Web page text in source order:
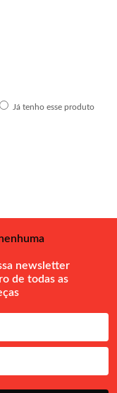
Já tenho esse produto
newsletter
de todas as